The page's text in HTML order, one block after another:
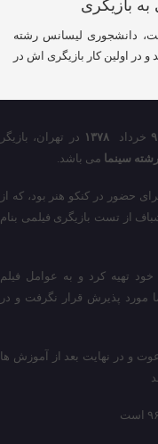
تهران، بازیگر است، دانشجوری لیسانس رشته
در اولین کار بازیگری اش در
۹ خرداد ۱۳۷۸ در تهران، بازیگر
سینما می باشد.
برای حضور در کنکو هنر بود، که از
از تست بازیگری فیلمی بنام
تهیه کرد و به عوامل فیلم
پذیرش قرار نگرفت و در
و در نهایت بعد از آموزش ها